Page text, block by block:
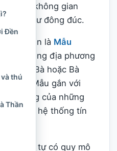
chở và không gian
dân cư đông đúc.
tại đền là Mẫu
cộng đồng địa phương
Chúa Bà hoặc Bà
Thánh Mẫu gắn với
đời sống của những
trong hệ thống tín
nơi thờ tự có quy mô
Đền
thú
Thần